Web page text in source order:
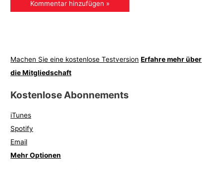
Machen Sie eine kostenlose Testversion Erfahre mehr über
die Mitgliedschaft
Kostenlose Abonnements
iTunes
Spotify
Email
Mehr Optionen